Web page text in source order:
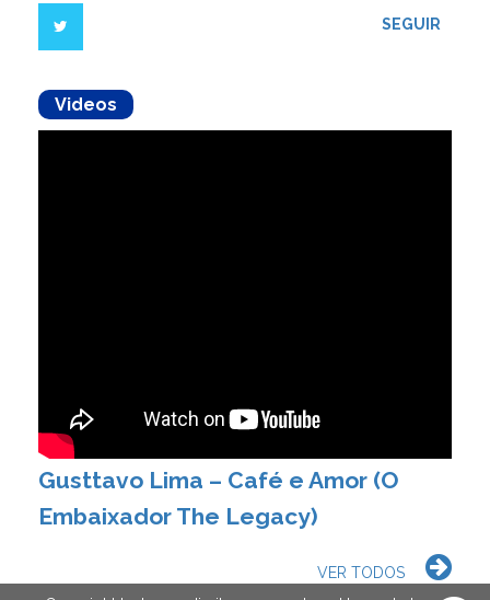
SEGUIR
Videos
Gusttavo Lima – Café e Amor (O
Embaixador The Legacy)
VER TODOS